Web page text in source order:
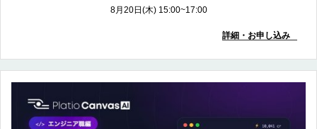
8月20日(木) 15:00~17:00
詳細・お申し込み